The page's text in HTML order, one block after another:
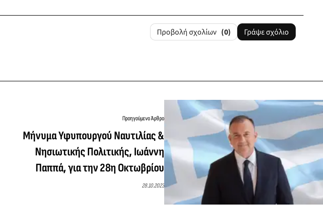
Προβολή σχολίων (0) Γράψε σχόλιο
Προηγούμενο Άρθρο
Μήνυμα Υφυπουργού Ναυτιλίας &
Νησιωτικής Πολιτικής, Ιωάννη
Παππά, για την 28η Οκτωβρίου
28.10.2023